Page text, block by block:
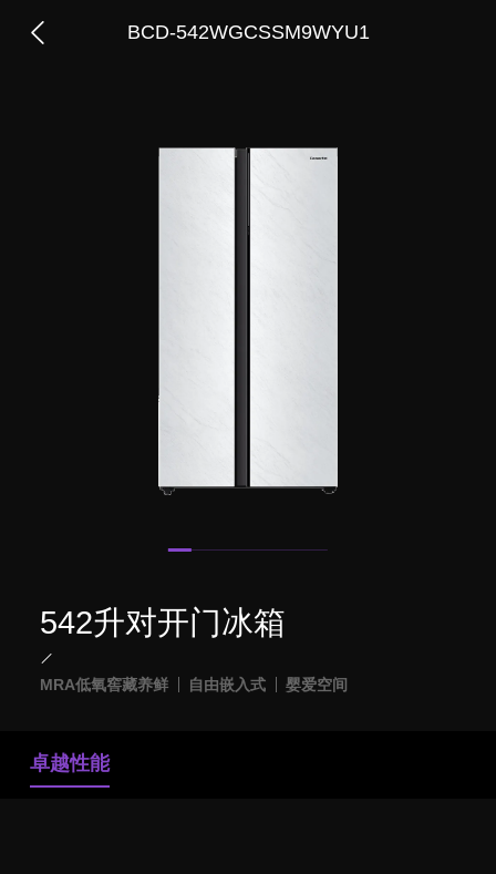
BCD-542WGCSSM9WYU1
542升对开门冰箱
MRA低氧窖藏养鲜 自由嵌入式 婴爱空间
卓越性能